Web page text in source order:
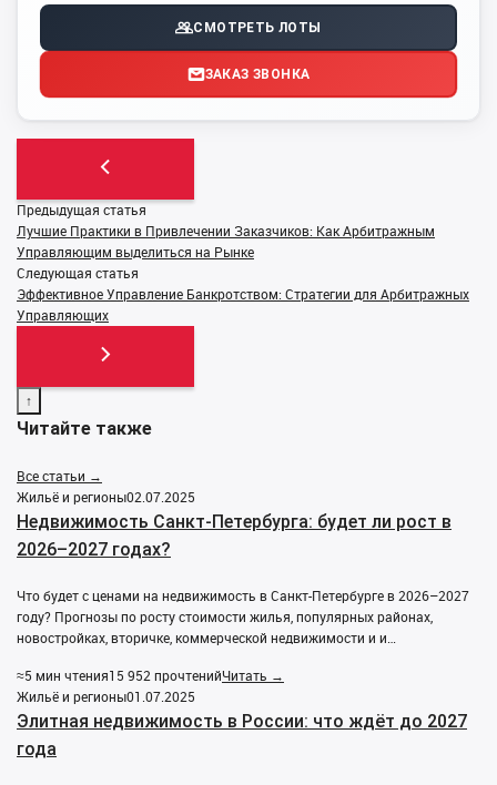
СМОТРЕТЬ ЛОТЫ
ЗАКАЗ ЗВОНКА
Предыдущая статья
Лучшие Практики в Привлечении Заказчиков: Как Арбитражным
Управляющим выделиться на Рынке
Следующая статья
Эффективное Управление Банкротством: Стратегии для Арбитражных
Управляющих
↑
Читайте также
Все статьи →
Жильё и регионы02.07.2025
Недвижимость Санкт-Петербурга: будет ли рост в
2026–2027 годах?
Что будет с ценами на недвижимость в Санкт-Петербурге в 2026–2027
году? Прогнозы по росту стоимости жилья, популярных районах,
новостройках, вторичке, коммерческой недвижимости и и…
≈5 мин чтения15 952 прочтенийЧитать →
Жильё и регионы01.07.2025
Элитная недвижимость в России: что ждёт до 2027
года